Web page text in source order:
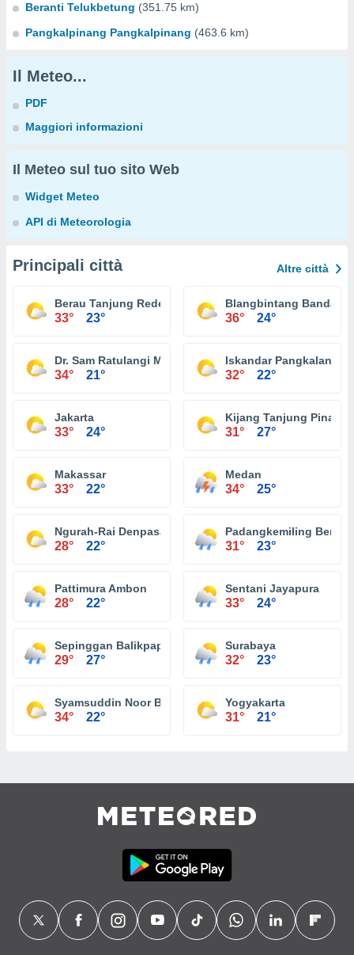
Beranti Telukbetung (351.75 km)
Pangkalpinang Pangkalpinang (463.6 km)
Il Meteo...
PDF
Maggiori informazioni
Il Meteo sul tuo sito Web
Widget Meteo
API di Meteorologia
Principali città Altre città
Berau Tanjung Redeb
33° 23°
Blangbintang Banda
36° 24°
Dr. Sam Ratulangi Menado
34° 21°
Iskandar Pangkalan
32° 22°
Jakarta
33° 24°
Kijang Tanjung Pinang
31° 27°
Makassar
33° 22°
Medan
34° 25°
Ngurah-Rai Denpasar
28° 22°
Padangkemiling
31° 23°
Pattimura Ambon
28° 22°
Sentani Jayapura
33° 24°
Sepinggan Balikpapan
29° 27°
Surabaya
32° 23°
Syamsuddin Noor Banjarmasin
34° 22°
Yogyakarta
31° 21°